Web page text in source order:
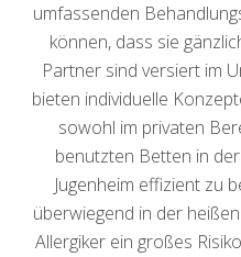
umfassenden
können, dass sie
Partner sind versiert im
bieten individuelle
sowohl im privaten
benutzten Betten in
Jugenheim effizient zu
überwiegend in der
Allergiker ein großes